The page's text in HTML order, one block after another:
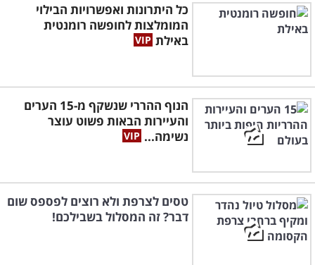
כל היתרונות ואפשרויות הבילוי
המומלצות לחופשה רומנטית
באילת
הנוף ההררי שנשקף מ-15 הערים
והעיירות הבאות פשוט עוצר
נשימה...
טסים לצרפת ולא רוצים לפספס שום
דבר? זה המסלול בשבילכם!